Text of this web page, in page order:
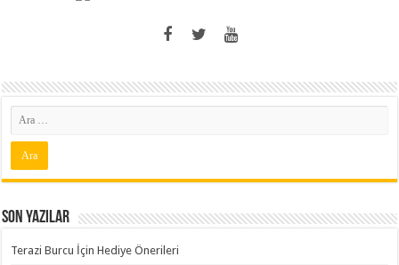
Son Yazılar
Terazi Burcu İçin Hediye Önerileri